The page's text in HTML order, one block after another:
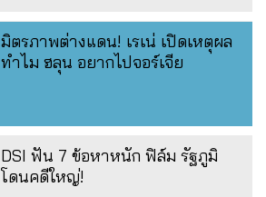
มิตรภาพต่างแดน! เรเน่ เปิดเหตุผล
ทำไม ฮลุน อยากไปจอร์เจีย
DSI ฟัน 7 ข้อหาหนัก ฟิล์ม รัฐภูมิ
โดนคดีใหญ่!